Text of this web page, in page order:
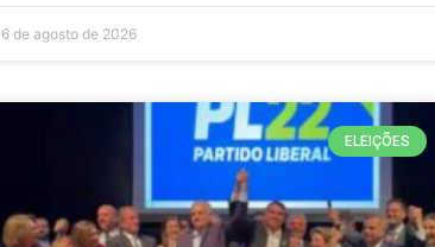
6 de agosto de 2026
ELEIÇÕES